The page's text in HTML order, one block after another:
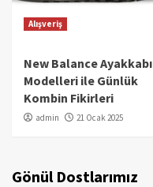
Alışveriş
New Balance Ayakkabı
Modelleri ile Günlük
Kombin Fikirleri
admin 21 Ocak 2025
Gönül Dostlarımız